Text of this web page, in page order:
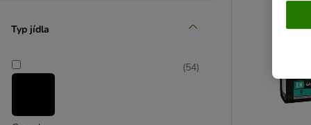
Wolf of Wilderness
Advance
Typ jídla
(54)